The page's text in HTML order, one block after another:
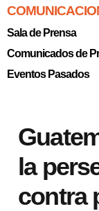
Sala de Prensa
Comunicados de
Eventos Pasados
la
contra